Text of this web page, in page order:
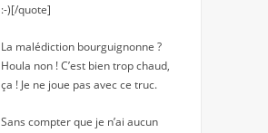
:-)[/quote]
La malédiction bourguignonne ?
Houla non ! C’est bien trop chaud,
ça ! Je ne joue pas avec ce truc.
Sans compter que je n’ai aucun